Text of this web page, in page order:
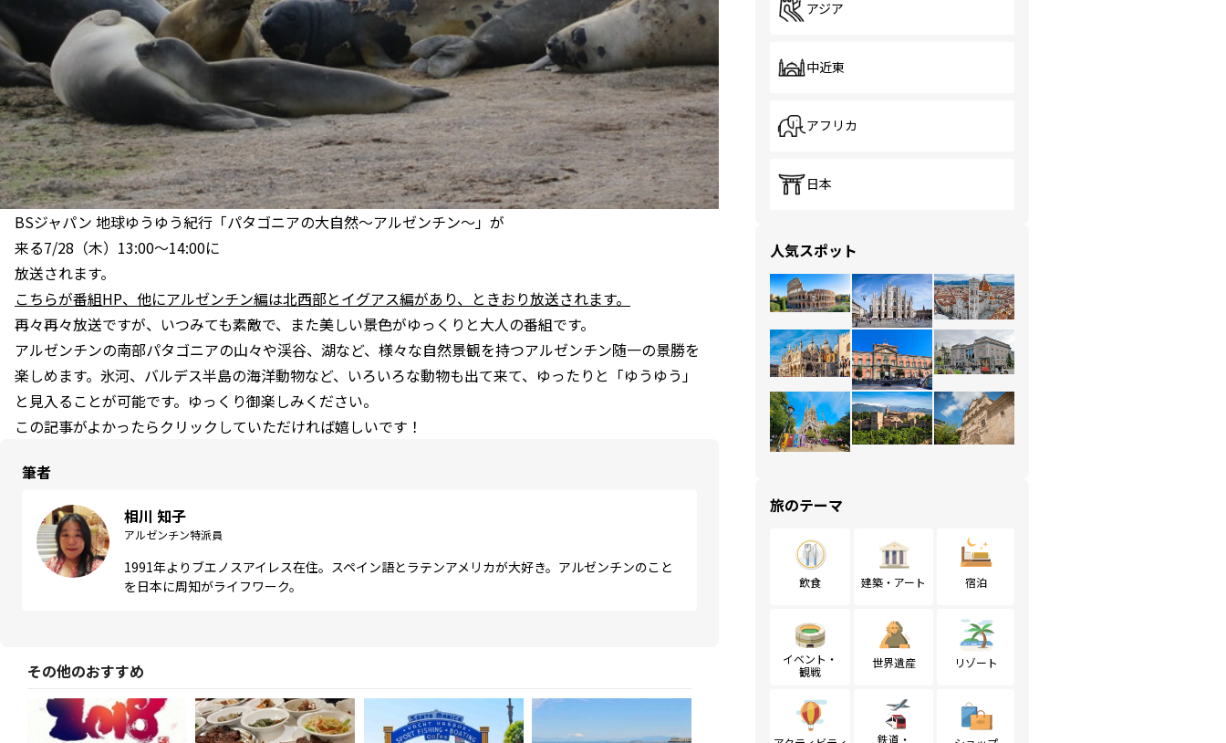
BSジャパン 地球ゆうゆう紀行「パタゴニアの大自然～アルゼンチン～」が
来る7/28（木）13:00～14:00に
放送されます。
こちらが番組HP、他にアルゼンチン編は北西部とイグアス編があり、ときおり放送されます。
再々再々放送ですが、いつみても素敵で、また美しい景色がゆっくりと大人の番組です。
アルゼンチンの南部パタゴニアの山々や渓谷、湖など、様々な自然景観を持つアルゼンチン随一の景勝を
楽しめます。氷河、バルデス半島の海洋動物など、いろいろな動物も出て来て、ゆったりと「ゆうゆう」
と見入ることが可能です。ゆっくり御楽しみください。
この記事がよかったらクリックしていただければ嬉しいです！
筆者
相川 知子
アルゼンチン特派員
1991年よりブエノスアイレス在住。スペイン語とラテンアメリカが大好き。アルゼンチンのこと
を日本に周知がライフワーク。
その他のおすすめ
アジア
中近東
アフリカ
日本
人気スポット
旅のテーマ
飲食 建築・アート 宿泊
イベント・
観戦
世界遺産 リゾート
鉄道・